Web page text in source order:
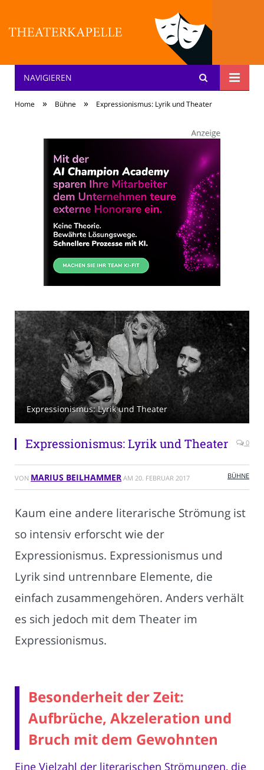
Theater: [KA] :pelle
NAVIGIEREN
Home » Bühne » Expressionismus: Lyrik und Theater
Expressionismus: Lyrik und Theater
Expressionismus: Lyrik und Theater 0
VON MARIUS BEILHAMMER AM 20. FEBRUAR 2017 BÜHNE
Kaum eine andere literarische Strömung ist
so intensiv erforscht wie der
Expressionismus. Expressionismus und
Lyrik sind untrennbare Elemente, die
einfach zusammengehören. Anders verhält
es sich jedoch mit dem Theater im
Expressionismus.
Besonderheit der Zeit:
Aufbrüche, Akzeleration und
Bruch mit dem Gewohnten
Eine Vielzahl der literarischen Strömungen, die